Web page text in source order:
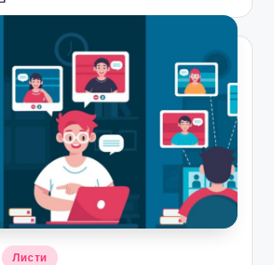
Листи